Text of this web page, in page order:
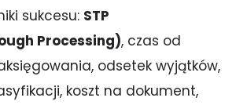
sukcesu: STP
Processing), czas od
odsetek wyjątków,
koszt na dokument,